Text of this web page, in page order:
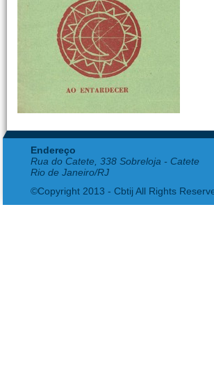
Endereço
Rua do Catete, 338 Sobreloja - Catete
Rio de Janeiro/RJ
©Copyright 2013 - Cbtij All Rights